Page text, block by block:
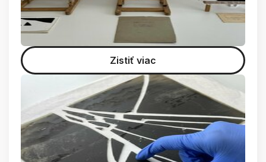
Zistiť viac